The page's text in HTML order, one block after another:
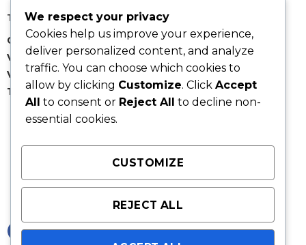
Thông tin thanh toán:
Chủ tài khoản: Nguyen Duy Chuong
Vietcombank: 1056798967
VIB
: 026377141
Techcombank: 19070494780010
We respect your privacy
Cookies help us improve your experience,
deliver personalized content, and analyze
traffic. You can choose which cookies to
allow by clicking Customize. Click Accept
All to consent or Reject All to decline non-
essential cookies.
CUSTOMIZE
REJECT ALL